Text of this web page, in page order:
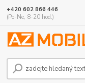
+420 602 866 446
(Po-Ne, 8-20 hod.)